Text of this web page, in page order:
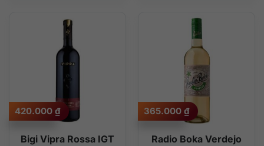
Bigi Vipra Rossa IGT
420.000 ₫
Radio Boka Verdejo
365.000 ₫